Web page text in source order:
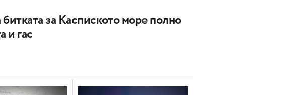
битката за Каспиското море полно
и гас